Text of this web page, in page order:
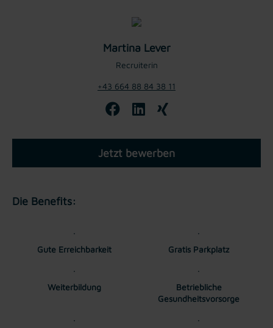
Martina Lever
Recruiterin
+43 664 88 84 38 11
Jetzt bewerben
Die Benefits:
Gute Erreichbarkeit Gratis Parkplatz
Weiterbildung
Betriebliche
Gesundheitsvorsorge